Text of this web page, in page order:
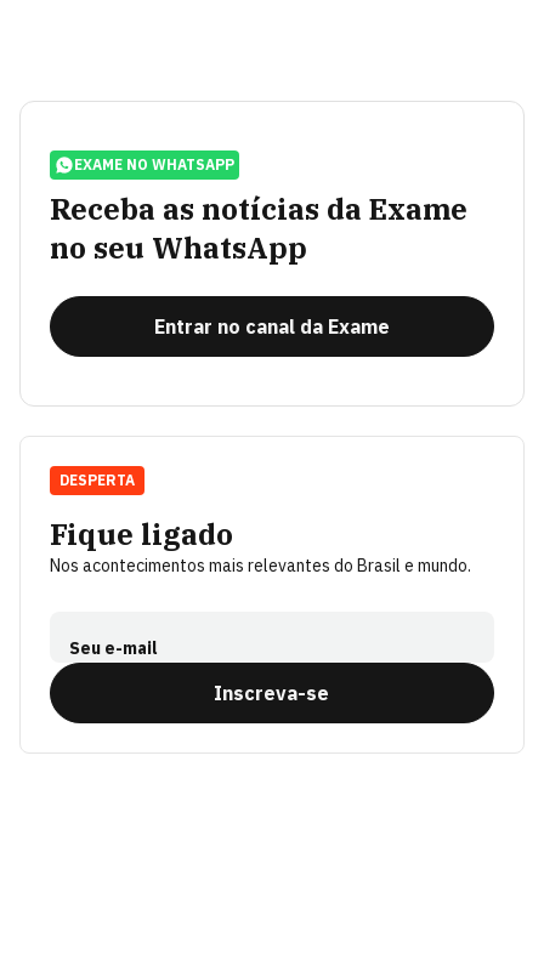
EXAME NO WHATSAPP
Receba as notícias da Exame
no seu WhatsApp
Entrar no canal da Exame
Fique ligado
Nos acontecimentos mais relevantes do Brasil e mundo.
Seu e-mail
Inscreva-se
DESPERTA